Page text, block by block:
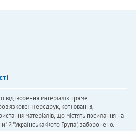
відтворення матеріалів пряме
Передрук, копіювання,
матеріалів, що містять посилання на
й "Українська Фото Група", заборонено.